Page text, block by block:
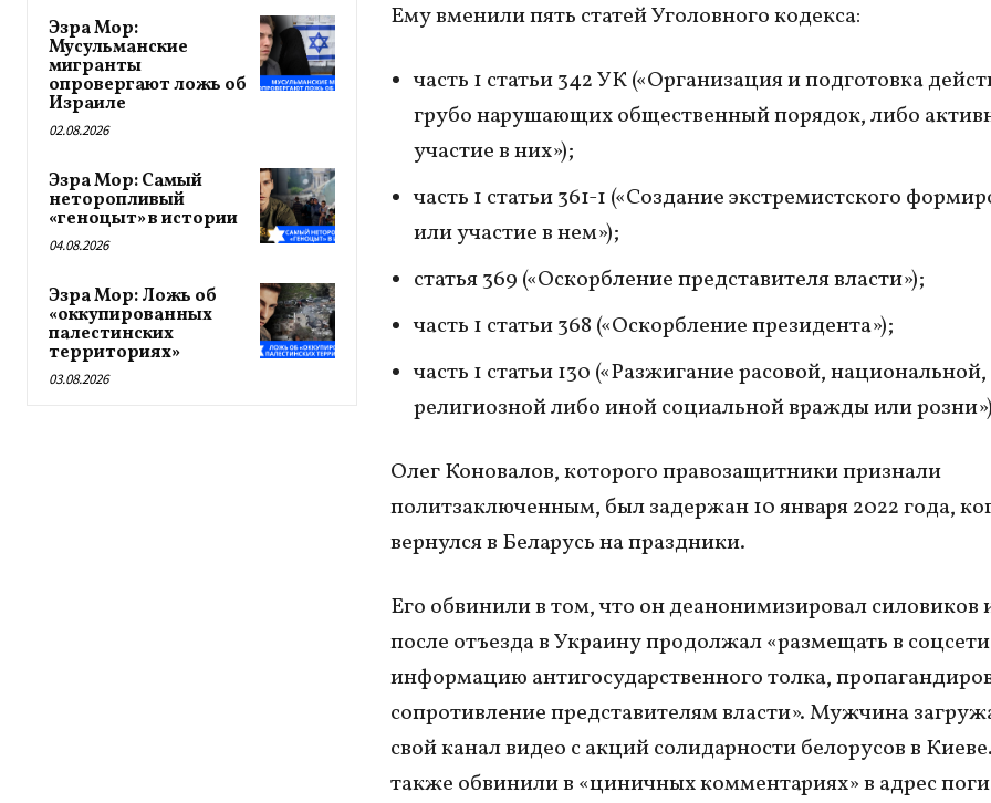
Эзра Мор:
Мусульманские
мигранты
опровергают ложь об
Израиле
02.08.2026
Эзра Мор: Самый
неторопливый
«геноцыт» в истории
04.08.2026
Эзра Мор: Ложь об
«оккупированных
палестинских
территориях»
03.08.2026
Ему вменили пять статей Уголовного кодекса:
часть 1 статьи 342 УК («Организация и подготовка
грубо нарушающих общественный порядок, либо
участие в них»);
часть 1 статьи 361-1 («Создание экстремистского
или участие в нем»);
статья 369 («Оскорбление представителя власти»);
часть 1 статьи 368 («Оскорбление президента»);
часть 1 статьи 130 («Разжигание расовой, национальной,
религиозной либо иной социальной вражды или
Олег Коновалов, которого правозащитники признали
политзаключенным, был задержан 10 января 2022 года,
вернулся в Беларусь на праздники.
Его обвинили в том, что он деанонимизировал силовиков
после отъезда в Украину продолжал «размещать в соцсети
информацию антигосударственного толка,
сопротивление представителям власти». Мужчина
свой канал видео с акций солидарности белорусов в
также обвинили в «циничных комментариях» в адрес